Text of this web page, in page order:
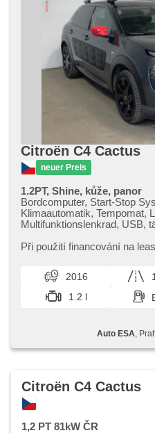
Citroën C4 Cactus
neuer Preis
1.2PT, Shine, kůže, panor
Bordcomputer, Start-Stop
Klimaautomatik, Tempomat,
Multifunktionslenkrad, USB,
Zentralverriegelung mit
parkovací senzory zadní,
Při použití financování na
hod. Kupujte vozy s garancí!
2016
1.2 l
Auto ESA ,
Citroën C4 Cactus
1,2 PT 81kW ČR